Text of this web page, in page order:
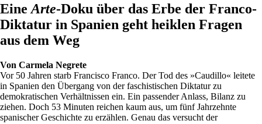
Eine Arte-Doku über das Erbe der Franco-
Diktatur in Spanien geht heiklen Fragen
aus dem Weg
Von Carmela Negrete
Vor 50 Jahren starb Francisco Franco. Der Tod des »Caudillo« leitete
in Spanien den Übergang von der faschistischen Diktatur zu
demokratischen Verhältnissen ein. Ein passender Anlass, Bilanz zu
ziehen. Doch 53 Minuten reichen kaum aus, um fünf Jahrzehnte
spanischer Geschichte zu erzählen. Genau das versucht der